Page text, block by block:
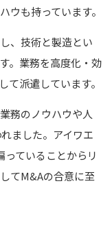
ウも持っています。
、技術と製造とい
。業務を高度化・効
て派遣しています。
務のノウハウや人
ました。 アイワエ
ていることからリ
てM&Aの合意に至